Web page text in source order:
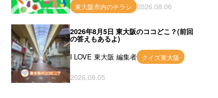
東大阪市内のチラシ 2026.08.06
2026年8月5日 東大阪のココどこ？(前回
の答えもあるよ)
I LOVE 東大阪 編集者 クイズ東大阪
2026.08.05